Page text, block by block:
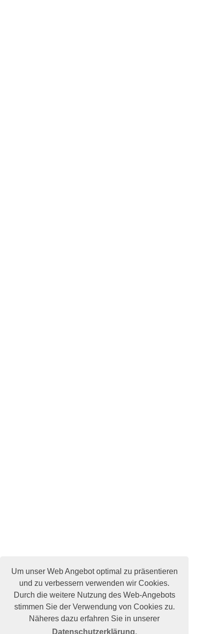
Um unser Web Angebot optimal zu präsentieren
und zu verbessern verwenden wir Cookies.
Durch die weitere Nutzung des Web-Angebots
stimmen Sie der Verwendung von Cookies zu.
Näheres dazu erfahren Sie in unserer
Datenschutzerklärung.